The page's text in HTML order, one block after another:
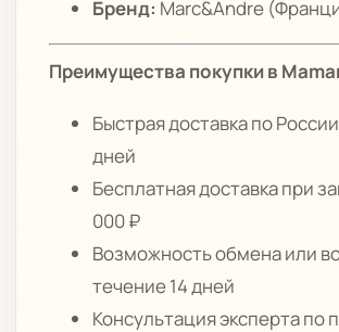
Бренд: Marc&Andre
Преимущества покупки в
Быстрая доставка по
дней
Бесплатная доставка при
000 ₽
Возможность обмена или
течение 14 дней
Консультация эксперта по